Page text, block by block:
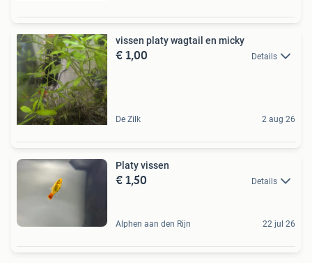
vissen platy wagtail en micky
€ 1,00 Details
De Zilk 2 aug 26
Platy vissen
€ 1,50 Details
Alphen aan den Rijn 22 jul 26